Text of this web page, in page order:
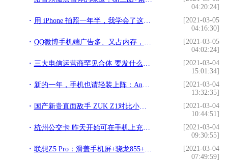
04:20:24]
用 iPhone 拍照一年半，我学会了这些!
[2021-03-05
04:16:30]
QQ微博手机端广告多、又占内存，不如试试这些精简版APP!
[2021-03-05
04:02:24]
三大电信运营商罕见合体 要发什么大招？!
[2021-03-04
15:01:34]
新的一年，手机也请轻装上阵：Android 轻量化应用推荐!
[2021-03-04
13:32:35]
国产新贵直面敌手 ZUK Z1对比小米Note!
[2021-03-04
10:44:51]
杭州公交卡 昨天开始可在手机上充值啦！!
[2021-03-04
09:30:55]
联想Z5 Pro：滑盖手机屏+骁龙855+首发12GB运行内存，重磅来袭!
[2021-03-04
07:49:59]